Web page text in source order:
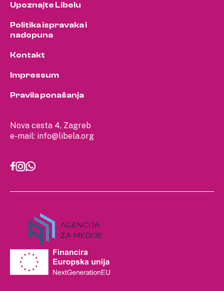
Nova cesta 4, Zagreb
e-mail: info@libela.org
Upoznajte Libelu
Politika ispravaka i
nadopuna
Kontakt
Impressum
Pravila ponašanja